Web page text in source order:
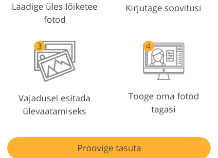
Laadige üles lõiketee
fotod
Kirjutage soovitusi
Vajadusel esitada
ülevaatamiseks
Tooge oma fotod
tagasi
Proovige tasuta